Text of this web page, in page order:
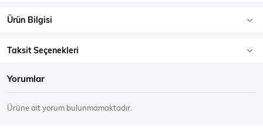
Ürün Bilgisi
Taksit Seçenekleri
Yorumlar
Ürüne ait yorum bulunmamaktadır.